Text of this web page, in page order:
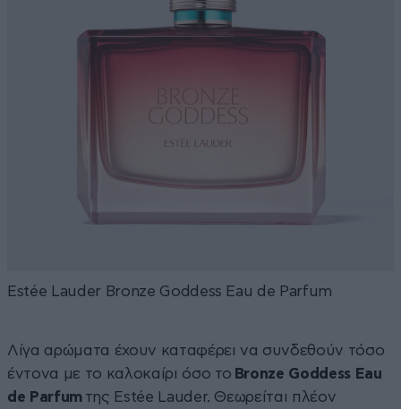
Estée Lauder Bronze Goddess Eau de Parfum
Λίγα αρώματα έχουν καταφέρει να συνδεθούν τόσο
έντονα με το καλοκαίρι όσο το Bronze Goddess Eau
de Parfumτης Estée Lauder. Θεωρείται πλέον